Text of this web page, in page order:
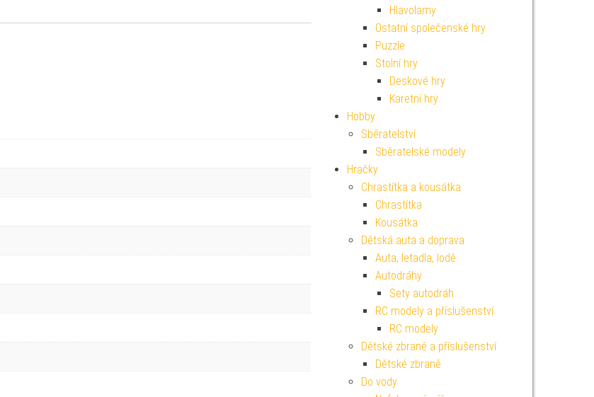
Hlavolamy
Ostatní společenské hry
Puzzle
Stolní hry
Deskové hry
Karetní hry
Hobby
Sběratelství
Sběratelské modely
Hračky
Chrastítka a kousátka
Chrastítka
Kousátka
Dětská auta a doprava
Auta, letadla, lodě
Autodráhy
Sety autodráh
RC modely a příslušenství
RC modely
Dětské zbraně a příslušenství
Dětské zbraně
Do vody